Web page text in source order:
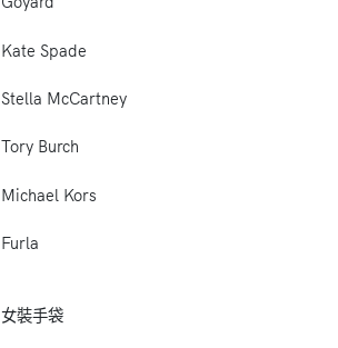
Kate Spade
Stella McCartney
Tory Burch
Michael Kors
Furla
女裝手袋